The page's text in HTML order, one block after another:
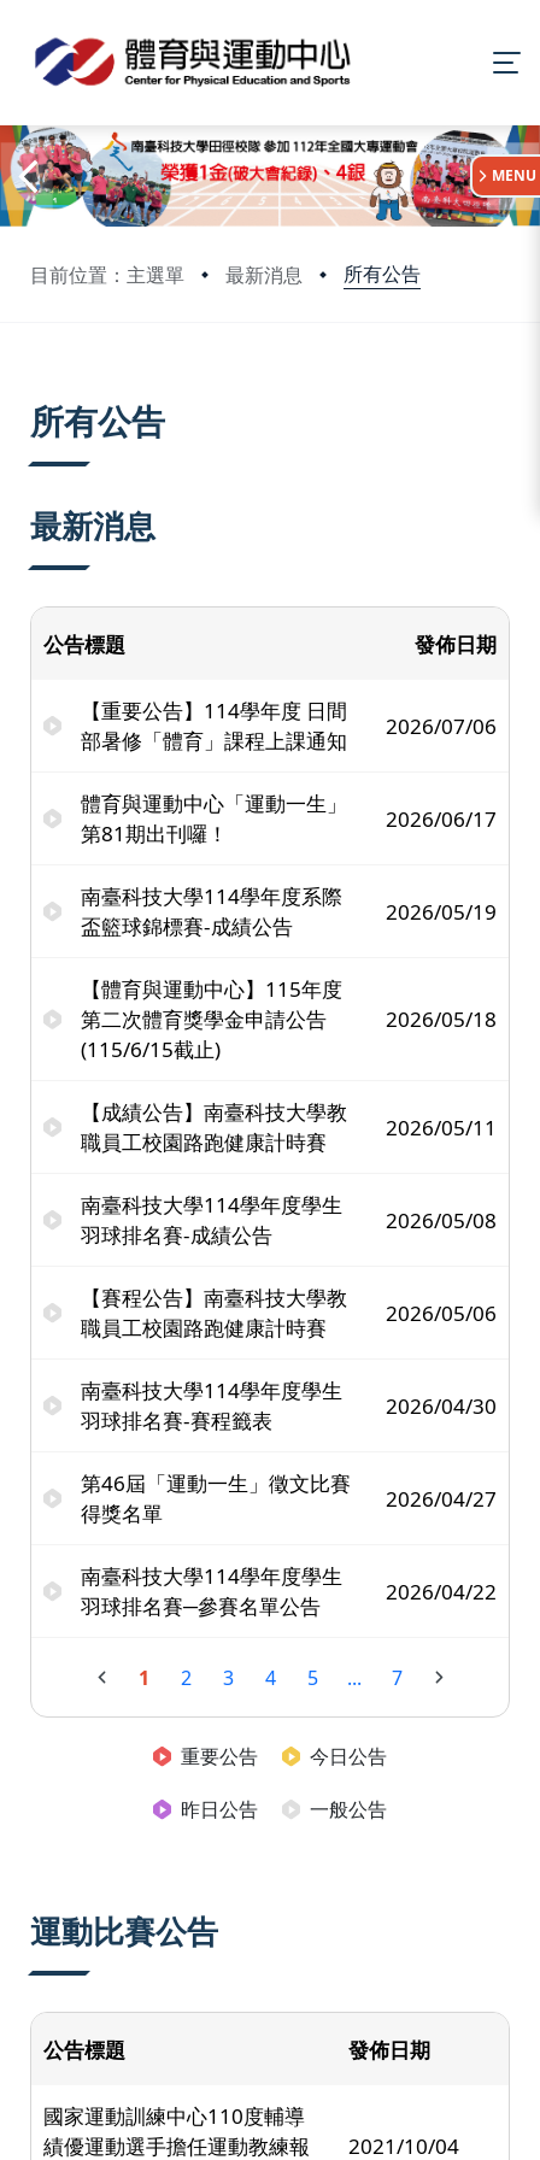
目前位置：主選單 最新消息 所有公告
:::
MENU
所有公告
最新消息
公告標題 發佈日期
【重要公告】114學年度 日間
部暑修「體育」課程上課通知
2026/07/06
體育與運動中心「運動一生」
第81期出刊囉！
2026/06/17
南臺科技大學114學年度系際
盃籃球錦標賽-成績公告
2026/05/19
【體育與運動中心】115年度
第二次體育獎學金申請公告
(115/6/15截止)
2026/05/18
【成績公告】南臺科技大學教
職員工校園路跑健康計時賽
2026/05/11
南臺科技大學114學年度學生
羽球排名賽-成績公告
2026/05/08
【賽程公告】南臺科技大學教
職員工校園路跑健康計時賽
2026/05/06
南臺科技大學114學年度學生
羽球排名賽-賽程籤表
2026/04/30
第46屆「運動一生」徵文比賽
得獎名單
2026/04/27
南臺科技大學114學年度學生
羽球排名賽─參賽名單公告
2026/04/22
1 2 3 4 5 ... 7
重要公告
今日公告
昨日公告
一般公告
運動比賽公告
公告標題 發佈日期
國家運動訓練中心110度輔導
績優運動選手擔任運動教練報
2021/10/04